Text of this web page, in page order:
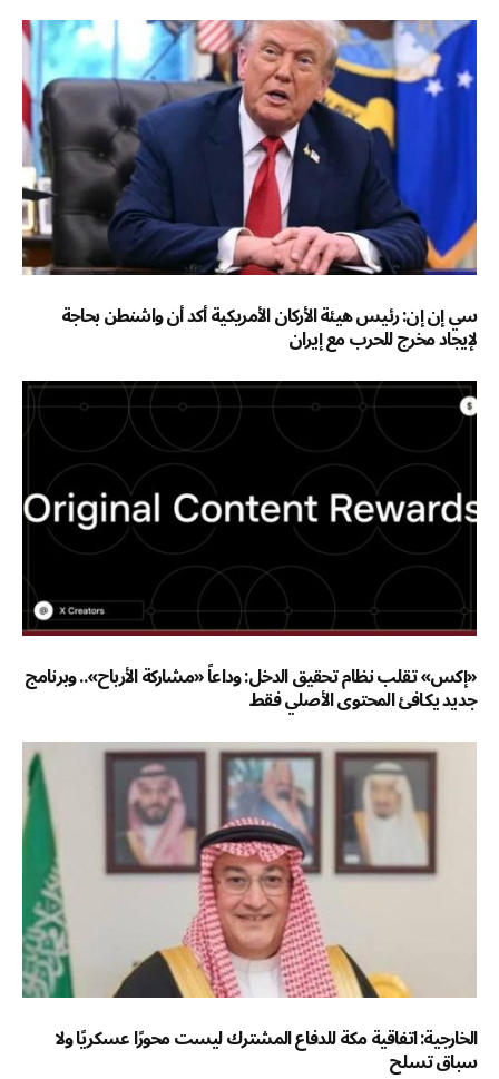
سي إن إن: رئيس هيئة الأركان الأمريكية أكد أن واشنطن بحاجة
لإيجاد مخرج للحرب مع إيران
«إكس» تقلب نظام تحقيق الدخل: وداعاً «مشاركة الأرباح».. وبرنامج
جديد يكافئ المحتوى الأصلي فقط
الخارجية: اتفاقية مكة للدفاع المشترك ليست محورًا عسكريًا ولا
سباق تسلح